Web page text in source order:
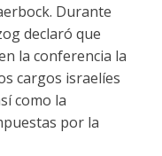
Durante
declaró que
la conferencia la
cargos israelíes
como la
por la